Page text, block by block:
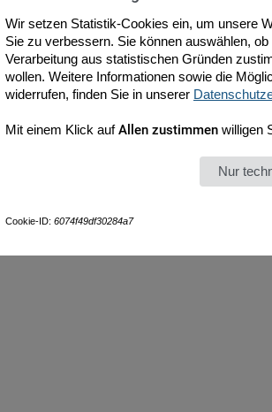
Wir setzen Statistik-Cookies ein, um unsere
Sie zu verbessern. Sie können auswählen,
Verarbeitung aus statistischen Gründen
wollen. Weitere Informationen sowie die
widerrufen, finden Sie in unserer
Mit einem Klick aufAllen zustimmen willigen
Nur
Cookie-ID: 6074f49df30284a7